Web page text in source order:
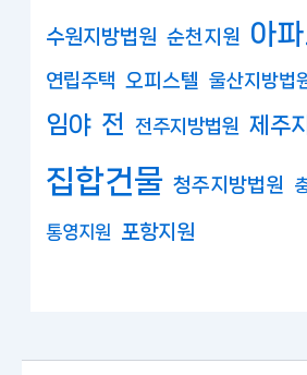
수원지방법원 순천지원 아
연립주택 오피스텔 울산지방법
임야 전 전주지방법원 제주
집합건물 청주지방법원
통영지원 포항지원